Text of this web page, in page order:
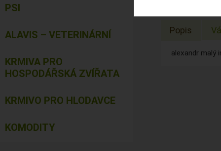
Popis
alexandr malý
PSI
ALAVIS – VETERINÁRNÍ
KRMIVA PRO
HOSPODÁŘSKÁ ZVÍŘATA
KRMIVO PRO HLODAVCE
KOMODITY